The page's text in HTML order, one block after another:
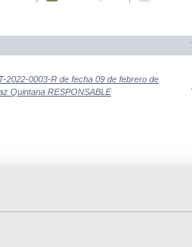
2022-0003-R de fecha 09 de febrero de
Quintana RESPONSABLE